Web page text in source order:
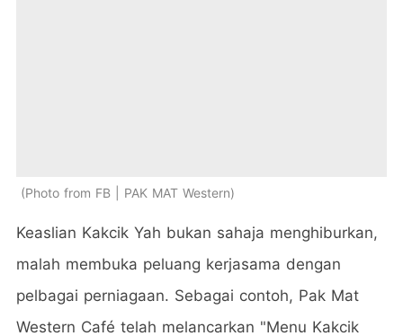
Photo from FB | PAK MAT Western
Keaslian Kakcik Yah bukan sahaja menghiburkan,
malah membuka peluang kerjasama dengan
pelbagai perniagaan. Sebagai contoh, Pak Mat
Western Café telah melancarkan "Menu Kakcik